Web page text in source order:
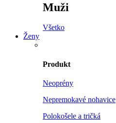
Muži
Všetko
Ženy
Produkt
Neoprény
Nepremokavé nohavice
Polokošele a tričká